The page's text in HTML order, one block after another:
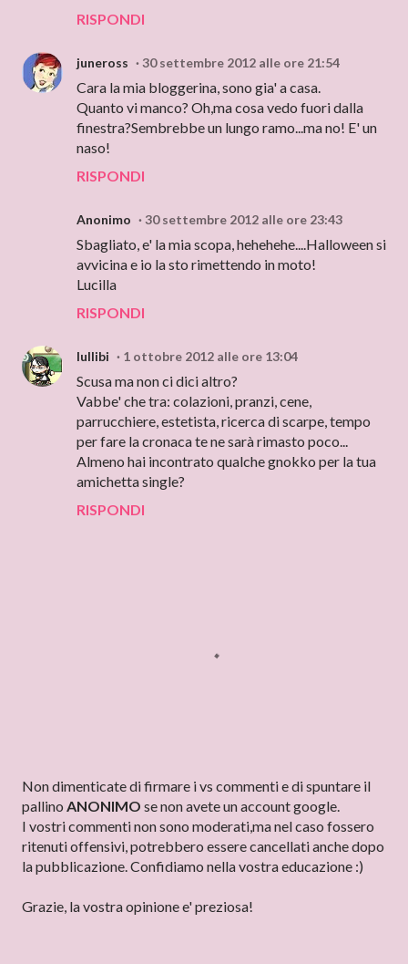
RISPONDI
juneross 30 settembre 2012 alle ore 21:54
Cara la mia bloggerina, sono gia' a casa.
Quanto vi manco? Oh,ma cosa vedo fuori dalla
finestra?Sembrebbe un lungo ramo...ma no! E' un
naso!
RISPONDI
Anonimo 30 settembre 2012 alle ore 23:43
Sbagliato, e' la mia scopa, hehehehe....Halloween si
avvicina e io la sto rimettendo in moto!
Lucilla
RISPONDI
lullibi 1 ottobre 2012 alle ore 13:04
Scusa ma non ci dici altro?
Vabbe' che tra: colazioni, pranzi, cene,
parrucchiere, estetista, ricerca di scarpe, tempo
per fare la cronaca te ne sarà rimasto poco...
Almeno hai incontrato qualche gnokko per la tua
amichetta single?
RISPONDI
P
o
s
t
a
n
Non dimenticate di firmare i vs commenti e di spuntare il
pallino ANONIMO se non avete un account google.
I vostri commenti non sono moderati,ma nel caso fossero
ritenuti offensivi, potrebbero essere cancellati anche dopo
la pubblicazione. Confidiamo nella vostra educazione :)
Grazie, la vostra opinione e' preziosa!